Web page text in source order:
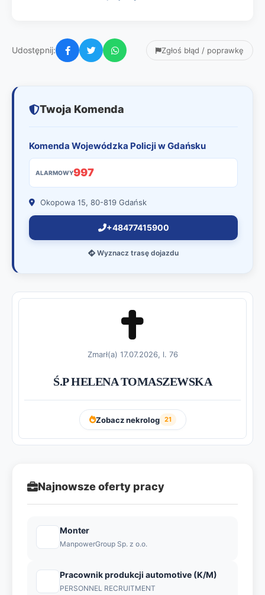
Udostępnij: Zgłoś błąd / poprawkę
Twoja Komenda
Komenda Wojewódzka Policji w Gdańsku
ALARMOWY997
Okopowa 15, 80-819 Gdańsk
+48477415900
Wyznacz trasę dojazdu
Zmarł(a) 17.07.2026, l. 76
Ś.P HELENA TOMASZEWSKA
Zobacz nekrolog 21
Najnowsze oferty pracy
Monter
ManpowerGroup Sp. z o.o.
Pracownik produkcji automotive (K/M)
PERSONNEL RECRUITMENT